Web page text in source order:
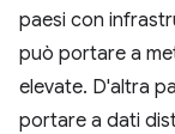
paesi con
può portare a
elevate. D'altra
portare a dati